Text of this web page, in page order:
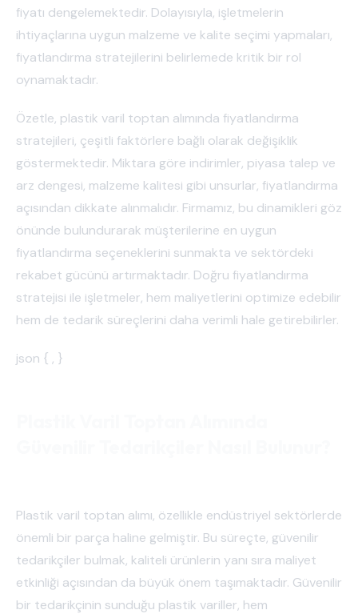
fiyatı dengelemektedir. Dolayısıyla, işletmelerin
ihtiyaçlarına uygun malzeme ve kalite seçimi yapmaları,
fiyatlandırma stratejilerini belirlemede kritik bir rol
oynamaktadır.
Özetle, plastik varil toptan alımında fiyatlandırma
stratejileri, çeşitli faktörlere bağlı olarak değişiklik
göstermektedir. Miktara göre indirimler, piyasa talep ve
arz dengesi, malzeme kalitesi gibi unsurlar, fiyatlandırma
açısından dikkate alınmalıdır. Firmamız, bu dinamikleri göz
önünde bulundurarak müşterilerine en uygun
fiyatlandırma seçeneklerini sunmakta ve sektördeki
rekabet gücünü artırmaktadır. Doğru fiyatlandırma
stratejisi ile işletmeler, hem maliyetlerini optimize edebilir
hem de tedarik süreçlerini daha verimli hale getirebilirler.
json { , }
Plastik varil toptan alımı, özellikle endüstriyel sektörlerde
önemli bir parça haline gelmiştir. Bu süreçte, güvenilir
tedarikçiler bulmak, kaliteli ürünlerin yanı sıra maliyet
etkinliği açısından da büyük önem taşımaktadır. Güvenilir
bir tedarikçinin sunduğu plastik variller, hem